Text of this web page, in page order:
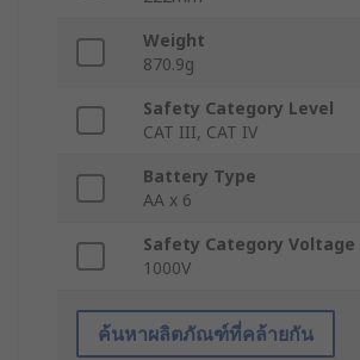
Weight
870.9g
Safety Category Level
CAT III, CAT IV
Battery Type
AA x 6
Safety Category Voltage
1000V
ค้นหาผลิตภัณฑ์ที่คล้ายกัน